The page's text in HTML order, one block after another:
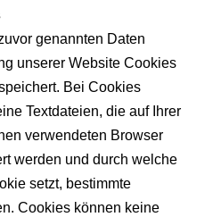
genannten Daten
unserer Website Cookies
Bei Cookies
Textdateien, die auf Ihrer
verwendeten Browser
werden und durch welche
setzt, bestimmte
Cookies können keine